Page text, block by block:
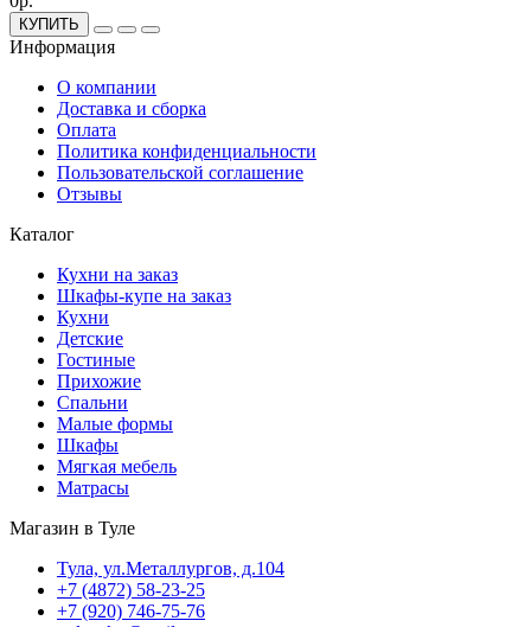
КУПИТЬ
Информация
О компании
Доставка и сборка
Оплата
Политика конфиденциальности
Пользовательской соглашение
Отзывы
Каталог
Кухни на заказ
Шкафы-купе на заказ
Кухни
Детские
Гостиные
Прихожие
Спальни
Малые формы
Шкафы
Мягкая мебель
Матрасы
Магазин в Туле
Тула, ул.Металлургов, д.104
+7 (4872) 58-23-25
+7 (920) 746-75-76